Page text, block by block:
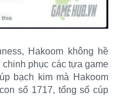
Hakoom không hề
phục các tựa game
bạch kim mà Hakoom
số 1717, tổng số cúp